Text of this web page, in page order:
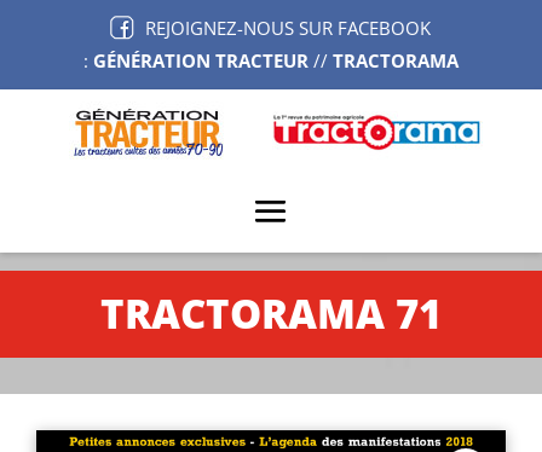
REJOIGNEZ-NOUS SUR FACEBOOK
: GÉNÉRATION TRACTEUR// TRACTORAMA
TRACTORAMA 71